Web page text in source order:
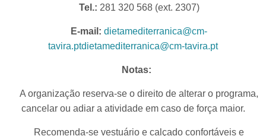
Tel.: 281 320 568 (ext. 2307)
E-mail: dietamediterranica@cm-
tavira.ptdietamediterranica@cm-tavira.pt
Notas:
A organização reserva-se o direito de alterar o programa,
cancelar ou adiar a atividade em caso de força maior.
Recomenda-se vestuário e calçado confortáveis e